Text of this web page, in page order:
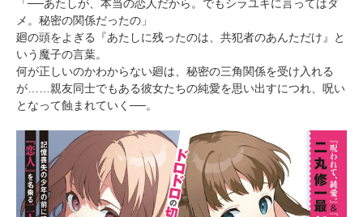
「──あたしが、本当の恋人だから。でもシラユキに言ってはダ
メ。秘密の関係だったの」
廻の頭をよぎる『あたしに残ったのは、共犯者のあんただけ』と
いう魔子の言葉。
何が正しいのかわからない廻は、秘密の三角関係を受け入れる
が……親友同士でもある彼女たちの純愛を思い出すにつれ、呪い
となって蝕まれていく──。